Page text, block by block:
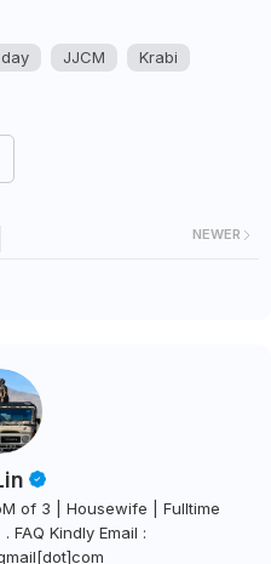
JJCM
Krabi
NEWER
of 3 | Housewife | Fulltime
FAQ Kindly Email :